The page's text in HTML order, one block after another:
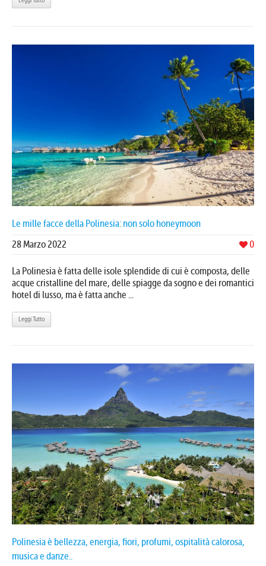
Le mille facce della Polinesia: non solo honeymoon
0
28 Marzo 2022
La Polinesia è fatta delle isole splendide di cui è composta, delle
acque cristalline del mare, delle spiagge da sogno e dei romantici
hotel di lusso, ma è fatta anche ...
Leggi Tutto
Polinesia è bellezza, energia, fiori, profumi, ospitalità calorosa,
musica e danze..